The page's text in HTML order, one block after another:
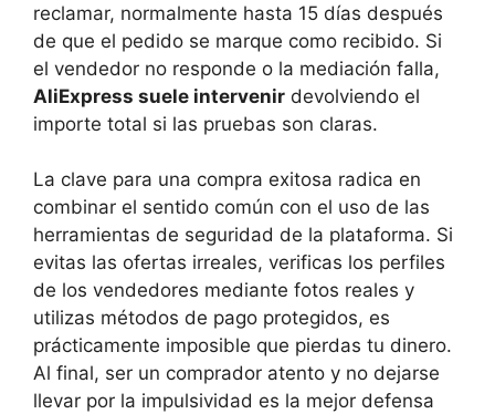
reclamar, normalmente hasta 15 días después
de que el pedido se marque como recibido. Si
el vendedor no responde o la mediación falla,
AliExpress suele intervenir devolviendo el
importe total si las pruebas son claras.
La clave para una compra exitosa radica en
combinar el sentido común con el uso de las
herramientas de seguridad de la plataforma. Si
evitas las ofertas irreales, verificas los perfiles
de los vendedores mediante fotos reales y
utilizas métodos de pago protegidos, es
prácticamente imposible que pierdas tu dinero.
Al final, ser un comprador atento y no dejarse
llevar por la impulsividad es la mejor defensa